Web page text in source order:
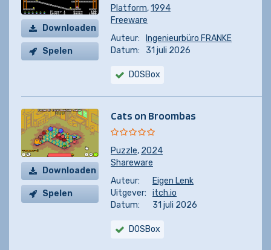
Downloaden
Spelen
Platform,1994
Freeware
Auteur:
Ingenieurbüro FRANKE
Datum:
31 juli 2026
DOSBox
Downloaden
Spelen
Cats on Broombas
Puzzle, 2024
Shareware
Auteur:
Eigen Lenk
Uitgever:
itch.io
Datum:
31 juli 2026
DOSBox